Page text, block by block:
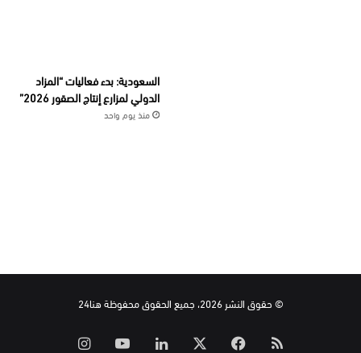
السعودية: بدء فعاليات “المزاد
الدولي لمزارع إنتاج الصقور 2026”
منذ يوم واحد
© حقوق النشر 2026، جميع الحقوق محفوظة هنا24
ملخص فيسبوك لينكدإن ‫YouTube